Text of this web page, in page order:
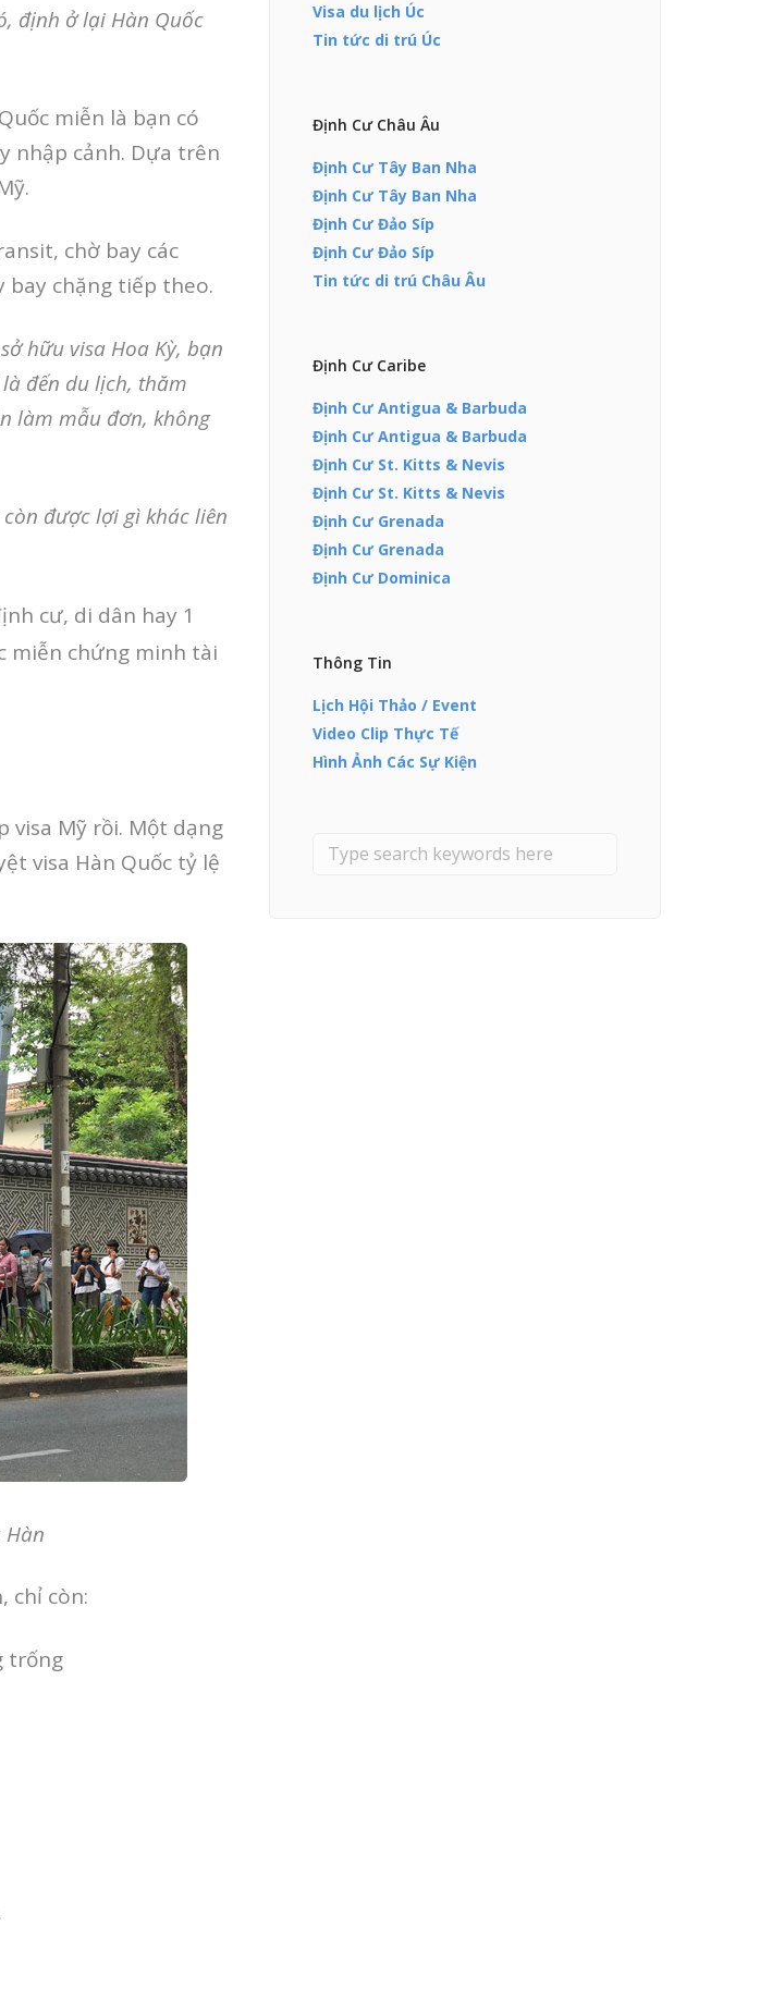
định ở lại Hàn Quốc
miễn là bạn có
nhập cảnh. Dựa trên
chờ bay các
bay chặng tiếp theo.
hữu visa Hoa Kỳ, bạn
đến du lịch, thăm
làm mẫu đơn, không
được lợi gì khác liên
cư, di dân hay 1
miễn chứng minh tài
visa Mỹ rồi. Một dạng
visa Hàn Quốc tỷ lệ
Hàn
chỉ còn:
trống
Visa du lịch Úc
Tin tức di trú Úc
Định Cư Châu Âu
Định Cư Tây Ban Nha
Định Cư Tây Ban Nha
Định Cư Đảo Síp
Định Cư Đảo Síp
Tin tức di trú Châu Âu
Định Cư Caribe
Định Cư Antigua & Barbuda
Định Cư Antigua & Barbuda
Định Cư St. Kitts & Nevis
Định Cư St. Kitts & Nevis
Định Cư Grenada
Định Cư Grenada
Định Cư Dominica
Thông Tin
Lịch Hội Thảo / Event
Video Clip Thực Tế
Hình Ảnh Các Sự Kiện